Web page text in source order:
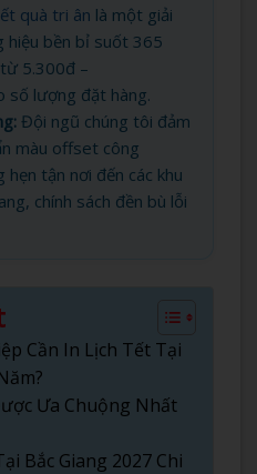
quà tri ân là một giải
hiệu bền bỉ suốt 365
5.300đ –
số lượng đặt hàng.
Đội ngũ chúng tôi đảm
màu offset công
hẹn tận nơi đến các khu
chính sách đền bù lỗi
Cần In Lịch Tết Tại
Ưa Chuộng Nhất
Bắc Giang 2027 Chi